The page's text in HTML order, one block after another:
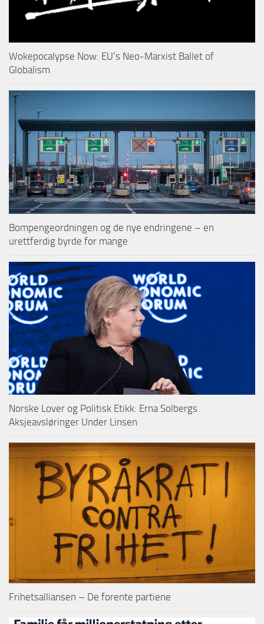
Wokepocalypse Now: EU’s Neo-Marxist Ballet of
Globalism
Bompengeordningen og de nye endringene – en
urettferdig byrde for mange
Norske Lover og Politisk Etikk: Erna Solbergs
Aksjeavsløringer Under Linsen
Frihetsalliansen – De forente partiene